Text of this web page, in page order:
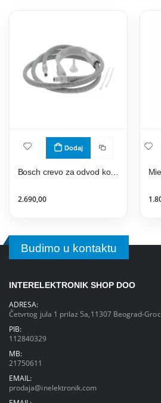
Dodaj
Bosch crevo za odvod kondenzata WTZ1110
2.690,00
Budimo u kontaktu
INTERELEKTRONIK SHOP DOO
ADRESA:
Četvrtog jula 1 prilaz 5a,11307 Beograd-
PIB:
112840329
MB:
21750611
EMAIL:
prodaja@inelektronik.com